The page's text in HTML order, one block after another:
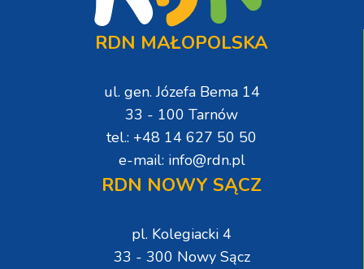
RDN MAŁOPOLSKA
ul. gen. Józefa Bema 14
33 - 100 Tarnów
tel.: +48 14 627 50 50
e-mail: info@rdn.pl
RDN NOWY SĄCZ
pl. Kolegiacki 4
33 - 300 Nowy Sącz